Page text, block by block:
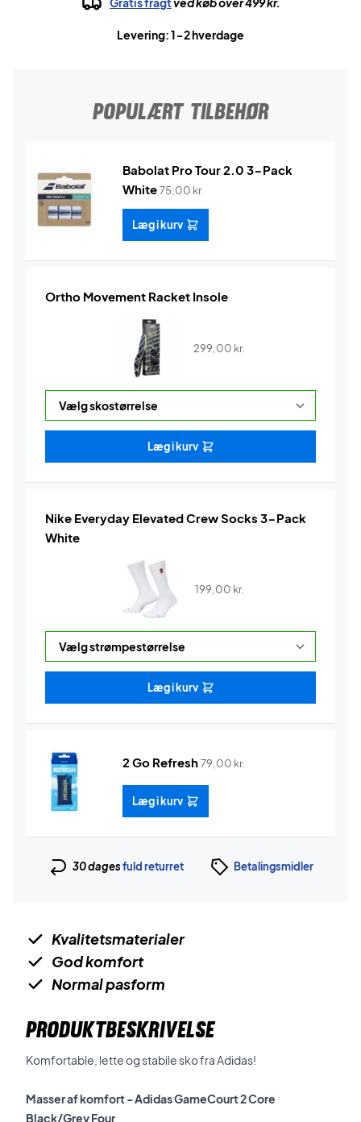
Levering: 1-2 hverdage
POPULÆRT TILBEHØR
Babolat Pro Tour 2.0 3-Pack
White75,00 kr.
Læg i kurv
Ortho Movement Racket Insole
299,00 kr.
Læg i kurv
Nike Everyday Elevated Crew Socks 3-Pack
White
199,00 kr.
Læg i kurv
2 Go Refresh79,00 kr.
Læg i kurv
30 dagesfuld returret Betalingsmidler
Kvalitetsmaterialer
God komfort
Normal pasform
PRODUKTBESKRIVELSE
Komfortable, lette og stabile sko fra Adidas!
Masser af komfort - Adidas GameCourt 2 Core
Black/Grey Four